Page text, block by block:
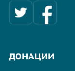
ДОНАЦИИ